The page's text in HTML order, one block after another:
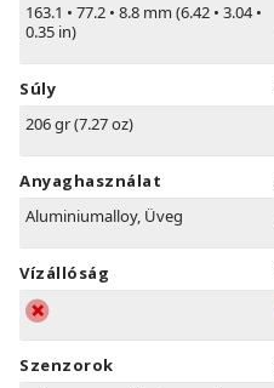
163.1 • 77.2 • 8.8 mm (6.42 • 3.04•
0.35 in)
Súly
206 gr (7.27 oz)
Anyaghasználat
Aluminiumalloy, Üveg
Vízállóság
Szenzorok